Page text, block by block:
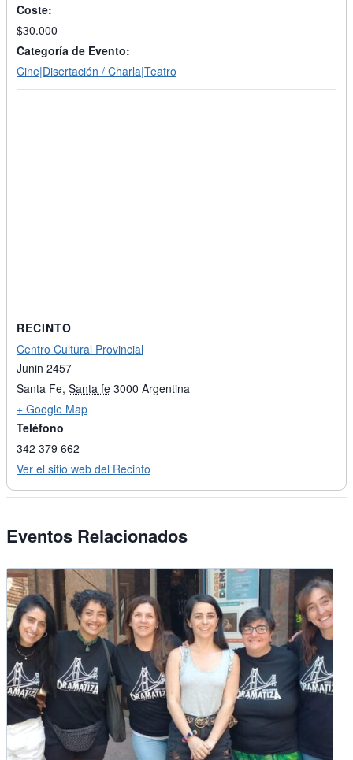
Coste:
$30.000
Categoría de Evento:
Cine|Disertación / Charla|Teatro
RECINTO
Centro Cultural Provincial
Junin 2457
Santa Fe, Santa fe 3000 Argentina
+ Google Map
Teléfono
342 379 662
Ver el sitio web del Recinto
Eventos Relacionados